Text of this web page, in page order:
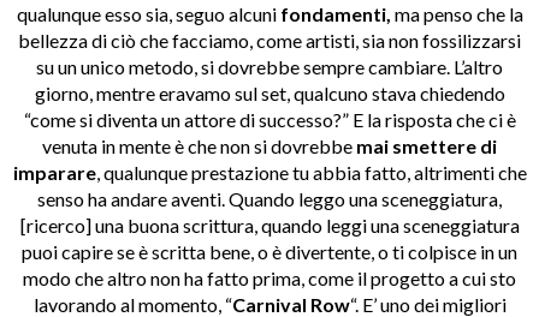
qualunque esso sia, seguo alcuni fondamenti, ma penso che la
bellezza di ciò che facciamo, come artisti, sia non fossilizzarsi
su un unico metodo, si dovrebbe sempre cambiare. L’altro
giorno, mentre eravamo sul set, qualcuno stava chiedendo
“come si diventa un attore di successo?” E la risposta che ci è
venuta in mente è che non si dovrebbe mai smettere di
imparare, qualunque prestazione tu abbia fatto, altrimenti che
senso ha andare aventi. Quando leggo una sceneggiatura,
[ricerco] una buona scrittura, quando leggi una sceneggiatura
puoi capire se è scritta bene, o è divertente, o ti colpisce in un
modo che altro non ha fatto prima, come il progetto a cui sto
lavorando al momento, “Carnival Row“. E’ uno dei migliori